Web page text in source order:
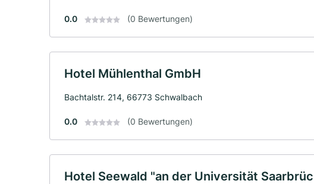
0.0 (0 Bewertungen)
Hotel Mühlenthal GmbH
Bachtalstr. 214, 66773 Schwalbach
0.0 (0 Bewertungen)
Hotel Seewald "an der Universität